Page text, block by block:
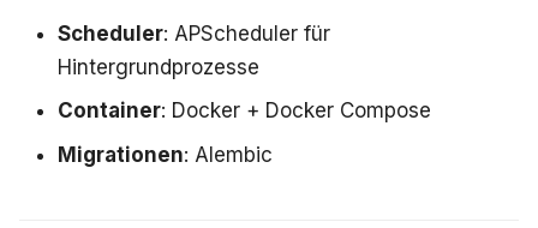
Scheduler: APScheduler für
Hintergrundprozesse
Container: Docker + Docker Compose
Migrationen: Alembic